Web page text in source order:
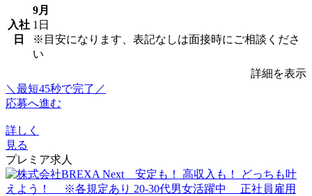
入社
日
9月
1日
※目安になります、表記なしは面接時にご相談くださ
い
詳細を表示
＼最短45秒で完了／
応募へ進む
詳しく
見る
プレミア求人